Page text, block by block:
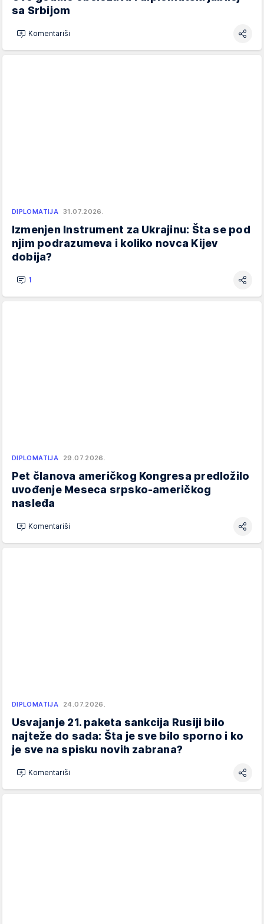
sa Srbijom
Komentariši
DIPLOMATIJA 31.07.2026.
Izmenjen Instrument za Ukrajinu: Šta se pod
njim podrazumeva i koliko novca Kijev
dobija?
1
DIPLOMATIJA 29.07.2026.
Pet članova američkog Kongresa predložilo
uvođenje Meseca srpsko-američkog
nasleđa
Komentariši
DIPLOMATIJA 24.07.2026.
Usvajanje 21. paketa sankcija Rusiji bilo
najteže do sada: Šta je sve bilo sporno i ko
je sve na spisku novih zabrana?
Komentariši